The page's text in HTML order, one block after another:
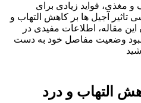
مغذی، فواید زیادی برای
تاثیر آجیل ها بر کاهش التهاب و
مقاله، اطلاعات مفیدی در
وضعیت مفاصل خود به دست
التهاب و درد